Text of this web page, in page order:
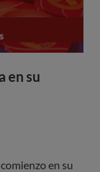
en su
en su